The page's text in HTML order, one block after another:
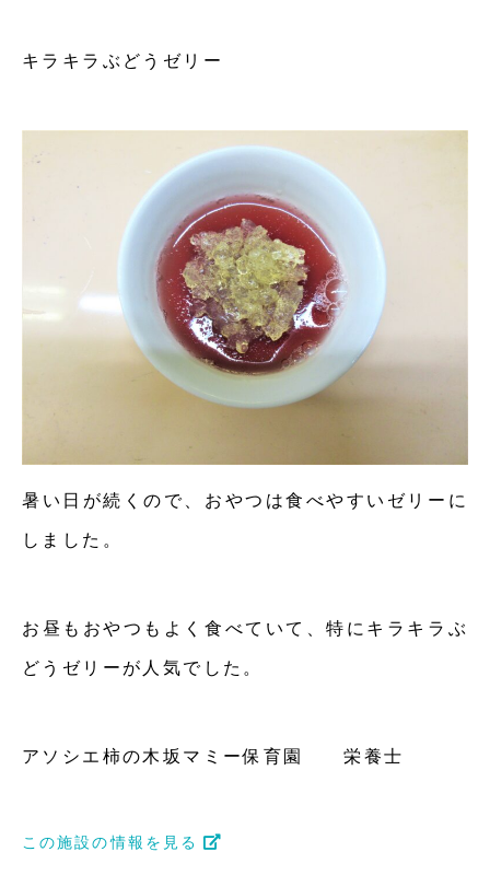
キラキラぶどうゼリー
暑い日が続くので、おやつは食べやすいゼリーに
しました。
お昼もおやつもよく食べていて、特にキラキラぶ
どうゼリーが人気でした。
アソシエ柿の木坂マミー保育園 栄養士
この施設の情報を見る